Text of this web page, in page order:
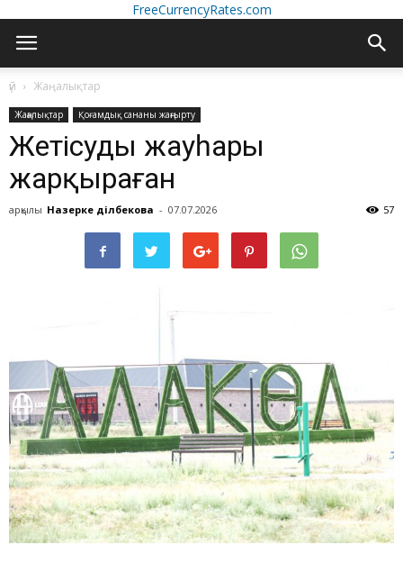
FreeCurrencyRates.com
үй Жаңалықтар
Жаңалықтар Қоғамдық сананы жаңғырту
Жетісудың жауһары
жарқыраған
арқылы Назерке Әділбекова - 07.07.2026 57